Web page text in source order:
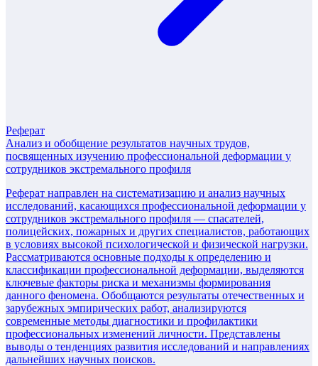
Реферат
Анализ и обобщение результатов научных трудов,
посвященных изучению профессиональной деформации у
сотрудников экстремального профиля
Реферат направлен на систематизацию и анализ научных
исследований, касающихся профессиональной деформации у
сотрудников экстремального профиля — спасателей,
полицейских, пожарных и других специалистов, работающих
в условиях высокой психологической и физической нагрузки.
Рассматриваются основные подходы к определению и
классификации профессиональной деформации, выделяются
ключевые факторы риска и механизмы формирования
данного феномена. Обобщаются результаты отечественных и
зарубежных эмпирических работ, анализируются
современные методы диагностики и профилактики
профессиональных изменений личности. Представлены
выводы о тенденциях развития исследований и направлениях
дальнейших научных поисков.